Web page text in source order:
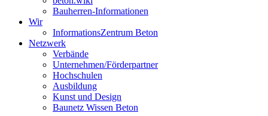
Bauherren-Informationen
Wir
InformationsZentrum Beton
Netzwerk
Verbände
Unternehmen/Förderpartner
Hochschulen
Ausbildung
Kunst und Design
Baunetz Wissen Beton